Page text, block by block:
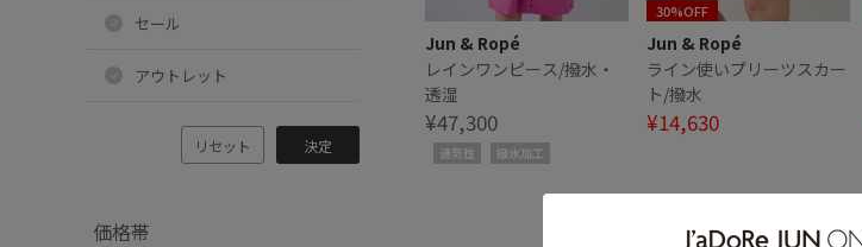
セール
アウトレット
リセット 決定
価格帯
Jun & Ropé
レインワンピース/撥水・
透湿
¥47,300
通気性 撥水加工
30%OFF
Jun & Ropé
ライン使いプリーツスカー
ト/撥水
¥14,630